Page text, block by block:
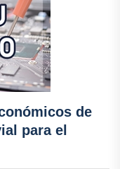
de
para el